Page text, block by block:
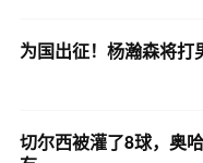
为国出征！杨瀚森将打
切尔西被灌了8球，奥